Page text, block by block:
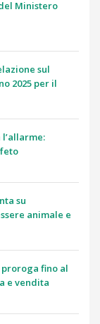
Ministero
sul
2025 per il
su
animale e
proroga fino al
e vendita